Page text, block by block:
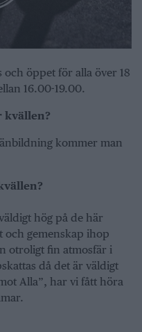
och öppet för alla över 18
16.00-19.00.
kvällen?
kommer man
hög på de här
och gemenskap ihop
otroligt fin atmosfär i
då det är väldigt
Alla”, har vi fått höra